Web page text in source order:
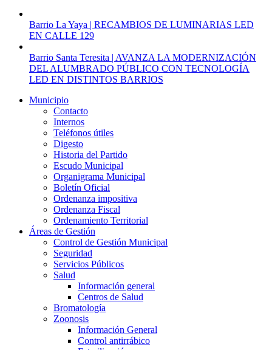
Barrio La Yaya | RECAMBIOS DE LUMINARIAS LED
EN CALLE 129
Barrio Santa Teresita | AVANZA LA MODERNIZACIÓN
DEL ALUMBRADO PÚBLICO CON TECNOLOGÍA
LED EN DISTINTOS BARRIOS
Municipio
Contacto
Internos
Teléfonos útiles
Digesto
Historia del Partido
Escudo Municipal
Organigrama Municipal
Boletín Oficial
Ordenanza impositiva
Ordenanza Fiscal
Ordenamiento Territorial
Áreas de Gestión
Control de Gestión Municipal
Seguridad
Servicios Públicos
Salud
Información general
Centros de Salud
Bromatología
Zoonosis
Información General
Control antirrábico